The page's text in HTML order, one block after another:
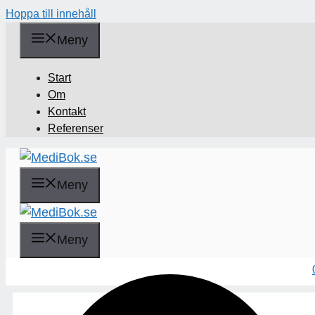
Hoppa till innehåll
Meny
Start
Om
Kontakt
Referenser
Meny
Sök
Meny